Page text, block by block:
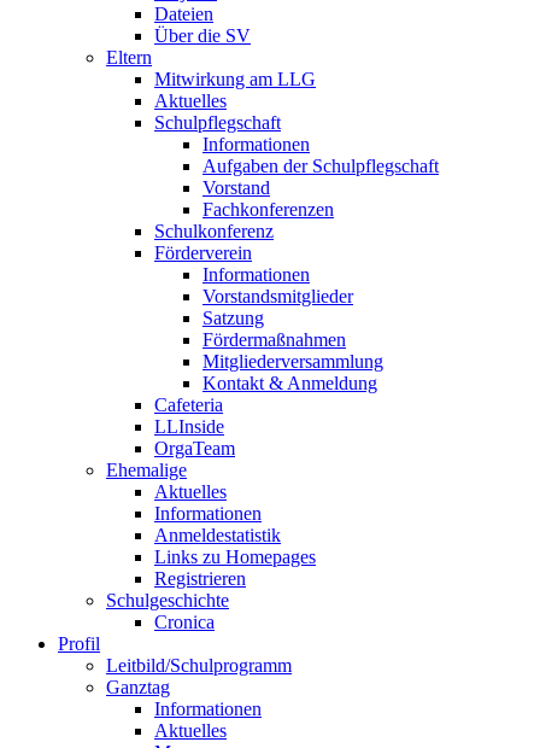
Dateien
Über die SV
Eltern
Mitwirkung am LLG
Aktuelles
Schulpflegschaft
Informationen
Aufgaben der Schulpflegschaft
Vorstand
Fachkonferenzen
Schulkonferenz
Förderverein
Informationen
Vorstandsmitglieder
Satzung
Fördermaßnahmen
Mitgliederversammlung
Kontakt & Anmeldung
Cafeteria
LLInside
OrgaTeam
Ehemalige
Aktuelles
Informationen
Anmeldestatistik
Links zu Homepages
Registrieren
Schulgeschichte
Cronica
Profil
Leitbild/Schulprogramm
Ganztag
Informationen
Aktuelles